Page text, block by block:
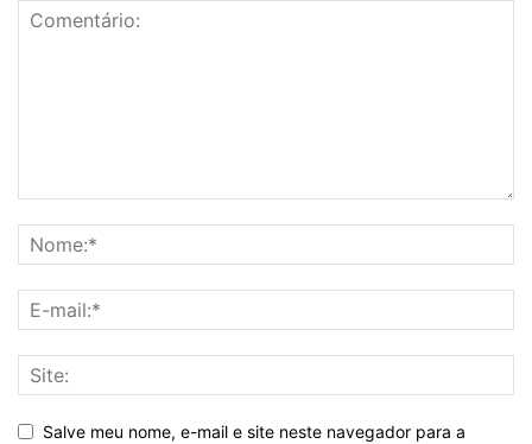
Salve meu nome, e-mail e site neste navegador para a